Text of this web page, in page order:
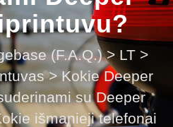
(F.A.Q.) > LT >
> Kokie Deeper
su Deeper
išmanieji telefonai